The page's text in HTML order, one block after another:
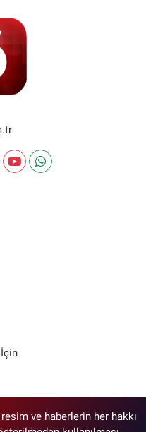
ve haberlerin her hakkı